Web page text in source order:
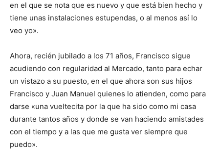
en el que se nota que es nuevo y que está bien hecho y
tiene unas instalaciones estupendas, o al menos así lo
veo yo».
Ahora, recién jubilado a los 71 años, Francisco sigue
acudiendo con regularidad al Mercado, tanto para echar
un vistazo a su puesto, en el que ahora son sus hijos
Francisco y Juan Manuel quienes lo atienden, como para
darse «una vueltecita por la que ha sido como mi casa
durante tantos años y donde se van haciendo amistades
con el tiempo y a las que me gusta ver siempre que
puedo».